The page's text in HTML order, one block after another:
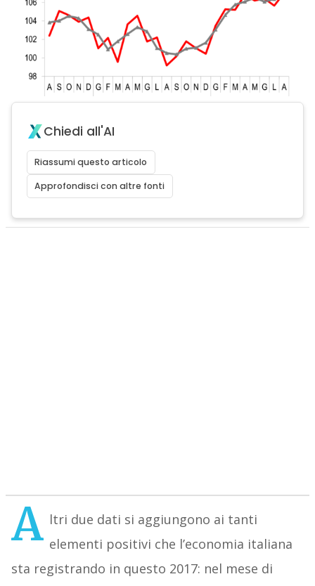
Chiedi all'AI
Riassumi questo articolo
Approfondisci con altre fonti
A ltri due dati si aggiungono ai tanti
elementi positivi che l’economia italiana
sta registrando in questo 2017: nel mese di